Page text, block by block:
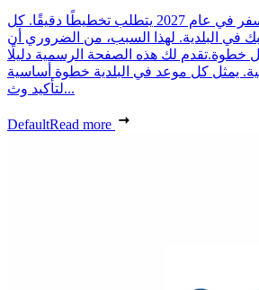
الحصول على جواز سفر في عام 2027 يتطلب تخطيطًا دقيقًا. كل
في البلدية. لهذا السبب، من الضروري أن
خطوة.تقدم لك هذه الصفحة الرسمية دليلًا
يمثل كل موعد في البلدية خطوة أساسية
لتأكيد وث...
DefaultRead more